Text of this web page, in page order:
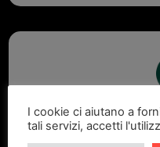
I cookie ci aiutano a
tali servizi, accetti